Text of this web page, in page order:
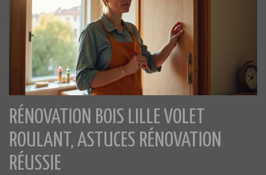
RÉNOVATION BOIS LILLE VOLET
ROULANT, ASTUCES RÉNOVATION
RÉUSSIE